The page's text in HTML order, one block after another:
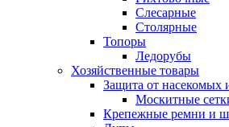
Слесарные
Столярные
Топоры
Ледорубы
Хозяйственные товары
Защита от насекомых
Москитные
Крепежные ремни и